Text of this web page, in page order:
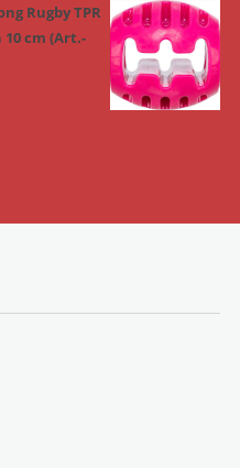
Rugby TPR
cm (Art.-